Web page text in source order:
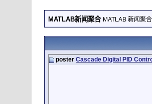
MATLAB新闻聚合 MATLAB 新闻聚合
poster Cascade Digital PID